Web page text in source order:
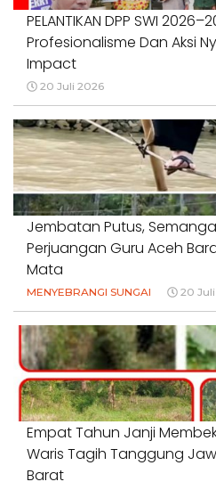
PELANTIKAN DPP SWI
Profesionalisme Dan Aksi
Impact
20 Juli 2026
Jembatan Putus,
Perjuangan Guru Aceh
Mata
MENYEBRANGI SUNGAI 20
Empat Tahun Janji
Waris Tagih Tanggung
Barat